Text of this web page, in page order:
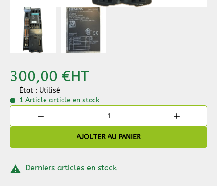
300,00 €HT
État : Utilisé
1 Article article en stock
 
AJOUTER AU PANIER
 Derniers articles en stock